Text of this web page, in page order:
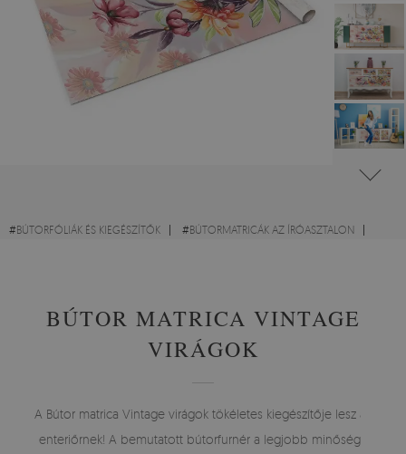
#BÚTORFÓLIÁK ÉS KIEGÉSZÍTŐK #BÚTORMATRICÁK AZ ÍRÓASZTALON
BÚTOR MATRICA VINTAGE
VIRÁGOK
A Bútor matrica Vintage virágok tökéletes kiegészítője lesz az
enteriőrnek! A bemutatott bútorfurnér a legjobb minőségű